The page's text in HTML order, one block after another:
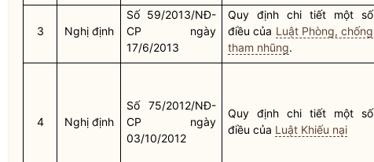
3 Nghị định
Số 59/2013/NĐ-
CP ngày
17/6/2013
Quy định chi tiết một số
điều của Luật Phòng, chống
tham nhũng.
4 Nghị định
Số 75/2012/NĐ-
CP ngày
03/10/2012
Quy định chi tiết một số
điều của Luật Khiếu nại